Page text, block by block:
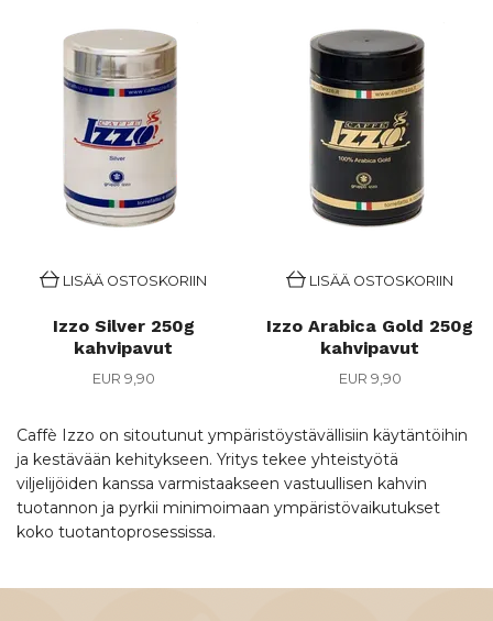
LISÄÄ OSTOSKORIIN
Izzo Silver 250g
kahvipavut
EUR 9,90
LISÄÄ OSTOSKORIIN
Izzo Arabica Gold 250g
kahvipavut
EUR 9,90
Caffè Izzo on sitoutunut ympäristöystävällisiin käytäntöihin
ja kestävään kehitykseen. Yritys tekee yhteistyötä
viljelijöiden kanssa varmistaakseen vastuullisen kahvin
tuotannon ja pyrkii minimoimaan ympäristövaikutukset
koko tuotantoprosessissa.